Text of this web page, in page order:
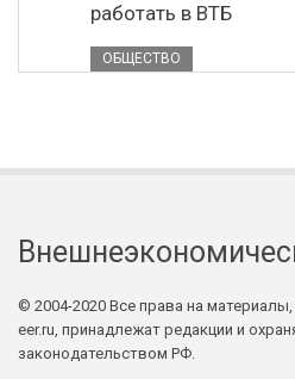
работать в ВТБ
ОБЩЕСТВО
© 2004-2020 Все права на
eer.ru, принадлежат редакции и
законодательством РФ.